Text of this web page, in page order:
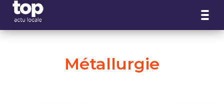
Métallurgie
Panneau de gestion des cookies